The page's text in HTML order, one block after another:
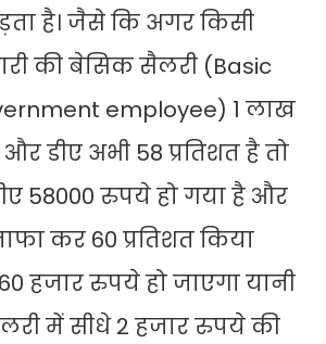
है। जैसे कि अगर किसी
की बेसिक सैलरी (Basic
employee) 1 लाख
डीए अभी 58 प्रतिशत है तो
58000 रुपये हो गया है और
कर 60 प्रतिशत किया
हजार रुपये हो जाएगा यानी
में सीधे 2 हजार रुपये की